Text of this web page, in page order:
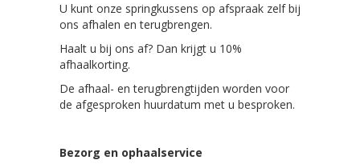
U kunt onze springkussens op afspraak zelf bij
ons afhalen en terugbrengen.
Haalt u bij ons af? Dan krijgt u 10%
afhaalkorting.
De afhaal- en terugbrengtijden worden voor
de afgesproken huurdatum met u besproken.
Bezorg en ophaalservice